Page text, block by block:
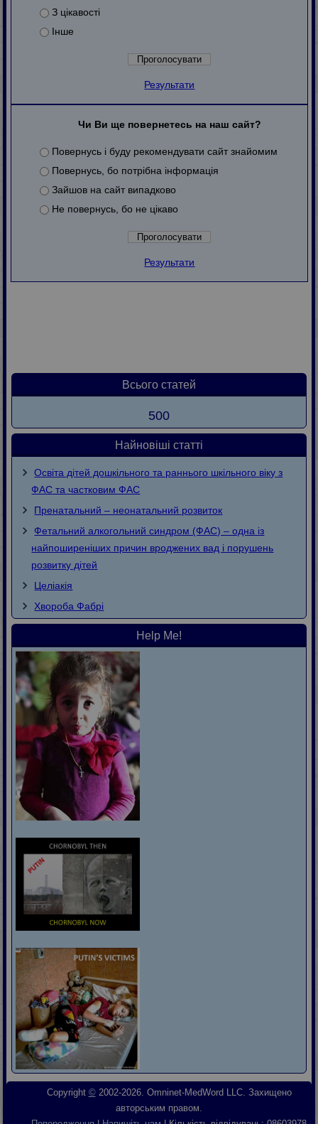
З цікавості
Інше
Результати
Чи Ви ще повернетесь на наш сайт?
Повернусь і буду рекомендувати сайт знайомим
Повернусь, бо потрібна інформація
Зайшов на сайт випадково
Не повернусь, бо не цікаво
Результати
Всього статей
500
Найновіші статті
Освіта дітей дошкільного та раннього шкільного віку з
ФАС та частковим ФАС
Пренатальний – неонатальний розвиток
Фетальний алкогольний синдром (ФАС) – одна із
найпоширеніших причин вроджених вад і порушень
розвитку дітей
Целіакія
Хвороба Фaбpi
Help Me!
Copyright ©2002-2026. Omninet-MedWord LLC. Захищено
авторським правом.